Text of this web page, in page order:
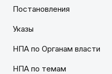
Постановления
Указы
НПА по Органам власти
НПА по темам